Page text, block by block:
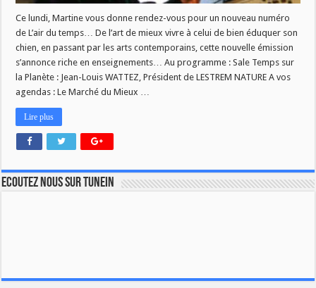
Ce lundi, Martine vous donne rendez-vous pour un nouveau numéro
de L’air du temps… De l’art de mieux vivre à celui de bien éduquer son
chien, en passant par les arts contemporains, cette nouvelle émission
s’annonce riche en enseignements… Au programme : Sale Temps sur
la Planète : Jean-Louis WATTEZ, Président de LESTREM NATURE A vos
agendas : Le Marché du Mieux …
Lire plus
Ecoutez nous sur TuneIn